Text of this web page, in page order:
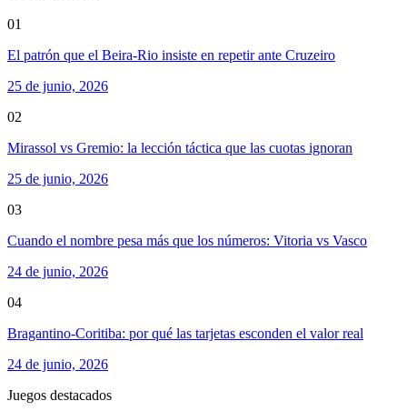
01
El patrón que el Beira-Rio insiste en repetir ante Cruzeiro
25 de junio, 2026
02
Mirassol vs Gremio: la lección táctica que las cuotas ignoran
25 de junio, 2026
03
Cuando el nombre pesa más que los números: Vitoria vs Vasco
24 de junio, 2026
04
Bragantino-Coritiba: por qué las tarjetas esconden el valor real
24 de junio, 2026
Juegos destacados